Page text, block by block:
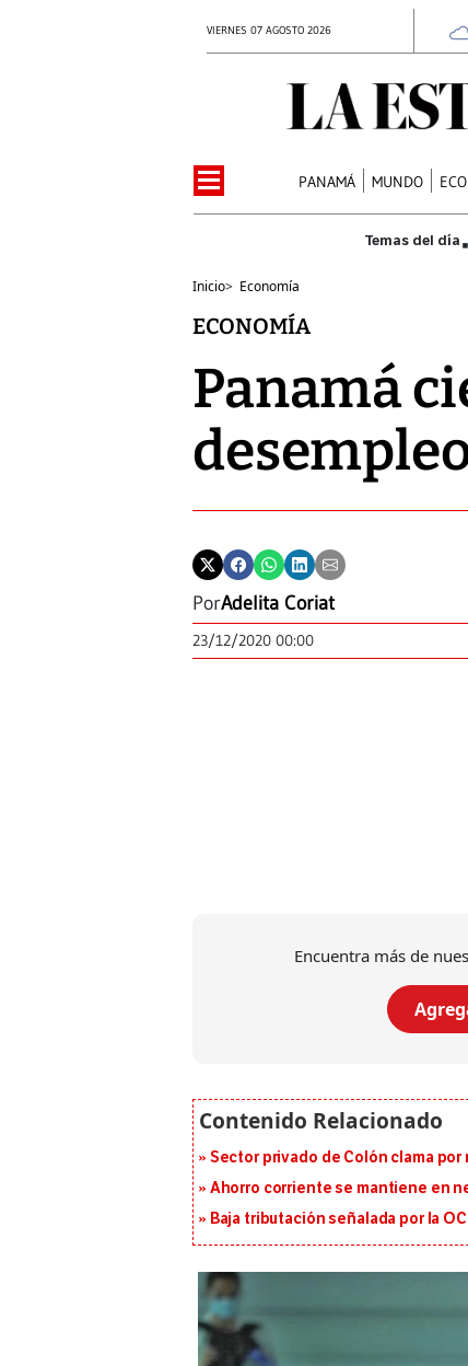
VIERNES 07 AGOSTO 2026
PANAMÁ MUNDO
Inicio> Economía
ECONOMÍA
Panamá
PorAdelita Coriat
23/12/2020 00:00
Encuentra más de
Sector privado de Colón clama
Ahorro corriente se mantiene en
Baja tributación señalada por la